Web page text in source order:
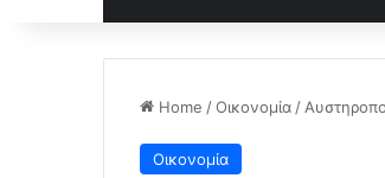
Home /Οικονομία /
Οικονομία